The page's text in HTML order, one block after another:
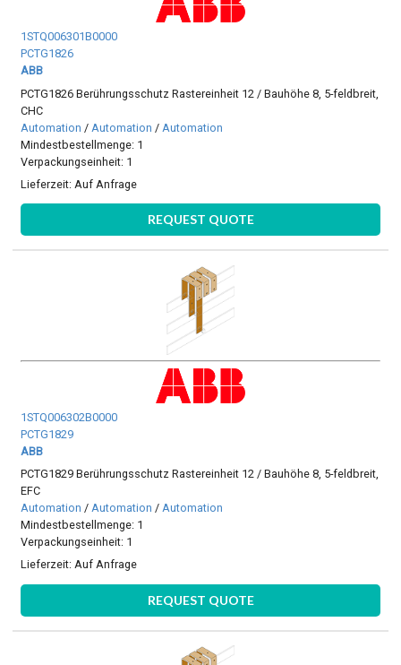
1STQ006301B0000
PCTG1826
ABB
PCTG1826 Berührungsschutz Rastereinheit 12 / Bauhöhe 8, 5-feldbreit,
CHC
Automation / Automation / Automation
Mindestbestellmenge: 1
Verpackungseinheit: 1
Lieferzeit: Auf Anfrage
REQUEST QUOTE
1STQ006302B0000
PCTG1829
ABB
PCTG1829 Berührungsschutz Rastereinheit 12 / Bauhöhe 8, 5-feldbreit,
EFC
Automation /Automation /Automation
Mindestbestellmenge: 1
Verpackungseinheit: 1
Lieferzeit:Auf Anfrage
REQUEST QUOTE